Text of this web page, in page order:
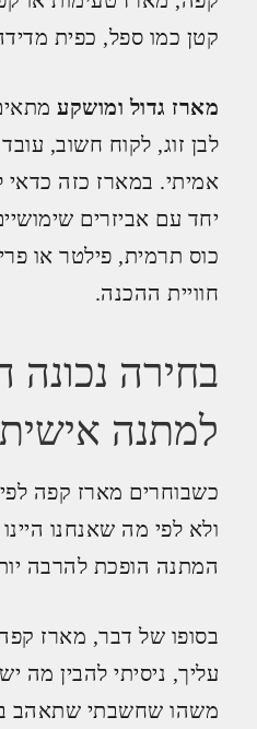
קטן כמו ספל, כפית מדידה
מארז גדול ומושקעמתאים
לבן זוג, לקוח חשוב, עובד
אמיתי. במארז כזה כדאי
יחד עם אביזרים שימושיים
כוס תרמית, פילטר או
חוויית ההכנה.
בחירה נכונה
למתנה אישית
כשבוחרים מארז קפה לפי
ולא לפי מה שאנחנו היינו
המתנה הופכת להרבה יותר
בסופו של דבר, מארז קפה
עליך, ניסיתי להבין מה
משהו שחשבתי שתאהב